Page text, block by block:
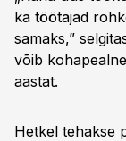
ka töötajad
samaks,”
võib
aastat.
Hetkel tehakse